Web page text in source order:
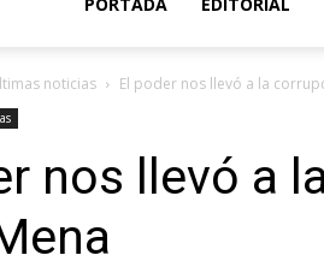
noticias El poder nos llevó a la
nos llevó a